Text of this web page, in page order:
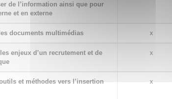
de l’information ainsi que pour
et en externe
documents multimédias x
enjeux d’un recrutement et de
x
et méthodes vers l’insertion
x